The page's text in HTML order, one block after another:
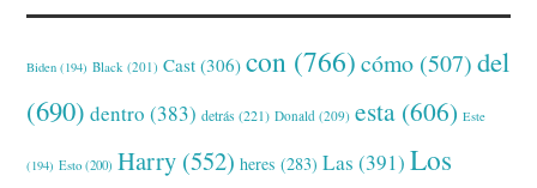
Biden (194) Black (201) Cast (306) con (766) cómo (507) del
(690) dentro (383) detrás (221) Donald (209) esta (606) Este
(194) Esto (200) Harry (552) heres (283) Las (391) Los